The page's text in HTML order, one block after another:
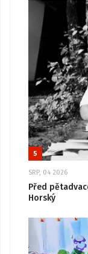
5
SRP, 04 2026
Před
Horský